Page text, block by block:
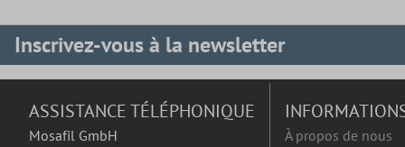
Inscrivez-vous à la newsletter
ASSISTANCE TÉLÉPHONIQUE
Mosafil GmbH
À propos de nous